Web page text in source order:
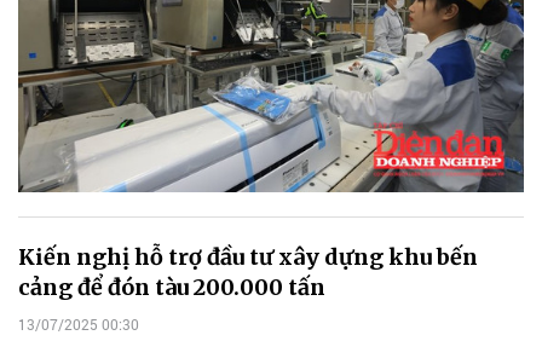
Kiến nghị hỗ trợ đầu tư xây dựng khu bến
cảng để đón tàu 200.000 tấn
13/07/2025 00:30